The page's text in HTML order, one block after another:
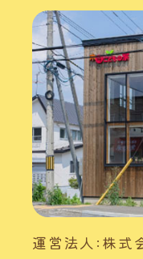
運営法人:株式